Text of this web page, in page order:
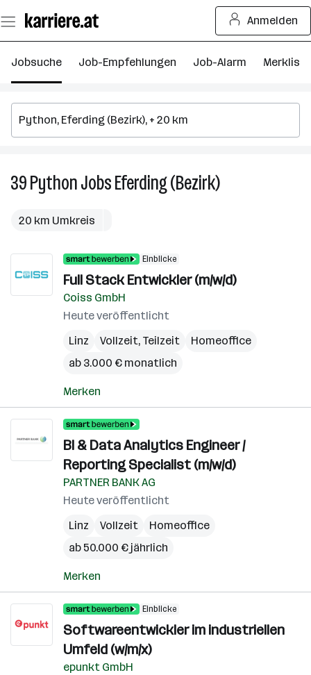
Seiteninhalt
springen
Anmelden
Jobsuche Job-Empfehlungen Job-Alarm Merkliste
39PythonJobsEferding (Bezirk)39
20 km Umkreis
Einblicke
Full Stack Entwickler (m/w/d)
Coiss GmbH
Heute veröffentlicht
Linz
Vollzeit, Teilzeit
Homeoffice
ab 3.000 € monatlich
Merken
BI & Data Analytics Engineer /
Reporting Specialist (m/w/d)
PARTNER BANK AG
Heute veröffentlicht
Linz
Vollzeit
Homeoffice
ab 50.000 € jährlich
Merken
Einblicke
Softwareentwickler im industriellen
Umfeld (w/m/x)
epunkt GmbH